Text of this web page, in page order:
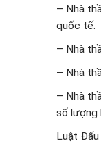
– Nhà
quốc tế.
– Nhà
– Nhà
– Nhà
số lượng
Luật